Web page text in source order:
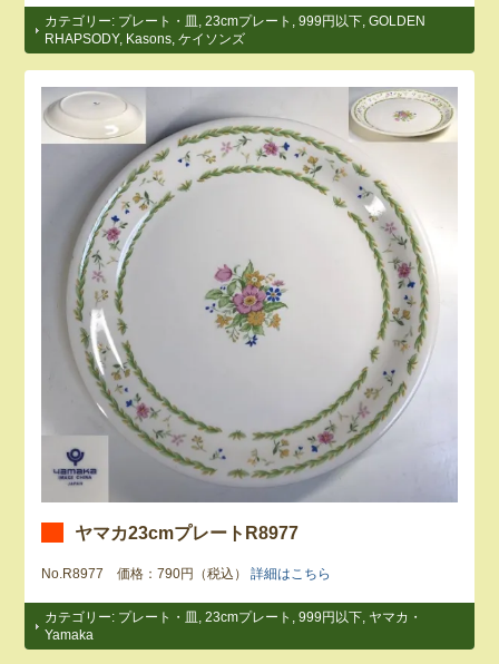
カテゴリー: プレート・皿 ,23cmプレート ,999円以下 ,GOLDEN
RHAPSODY, Kasons ,ケイソンズ
ヤマカ23cmプレートR8977
No.R8977 価格：790円（税込）詳細はこちら
カテゴリー: プレート・皿 ,23cmプレート ,999円以下
ヤマカ・
Yamaka